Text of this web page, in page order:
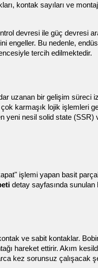
kontak sayıları ve
devresi ile güç devresi
engeller. Bu nedenle,
tercih edilmektedir.
uzanan bir gelişim süreci
karmaşık lojik işlemleri
yeni nesil solid state (SSR)
işlemi yapan basit
detay sayfasında sunulan
ve sabit kontaklar.
hareket ettirir. Akım
kez sorunsuz çalışacak